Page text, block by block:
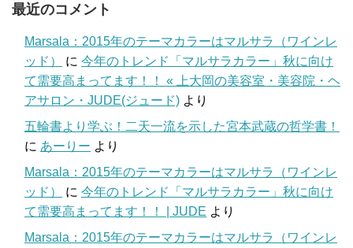
最近のコメント
Marsala：2015年のテーマカラーはマルサラ（ワインレ
ッド）
に 今年のトレンド「マルサラカラー」秋に向け
て需要高まってます！！ « 上大岡の美容室・美容院・ヘ
アサロン・JUDE(ジュード) より
五輪書より学ぶ！二天一流を示した宮本武蔵の哲学書！
に あーりー より
Marsala：2015年のテーマカラーはマルサラ（ワインレ
ッド）
に 今年のトレンド「マルサラカラー」秋に向け
て需要高まってます！！ | JUDE より
Marsala：2015年のテーマカラーはマルサラ（ワインレ